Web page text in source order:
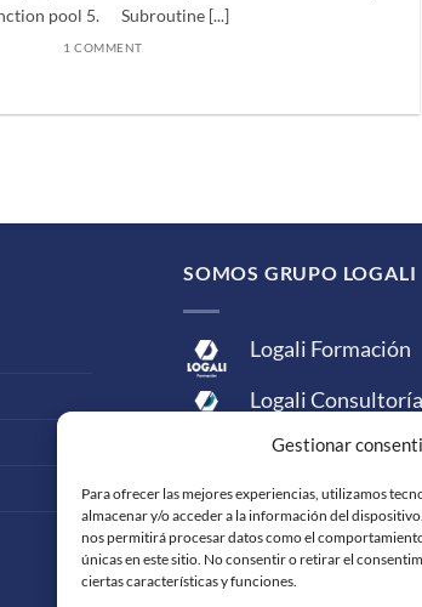
Gestionar
Para ofrecer las mejores experiencias, utilizamos
almacenar y/o acceder a la información del
nos permitirá procesar datos como el
únicas en este sitio. No consentir o retirar el
ciertas características y funciones.
pool 5. Subroutine [...]
1 COMMENT
SOMOS GRUPO LOGALI
Logali Formación
Logali Consultoría
Logali Ingeniería